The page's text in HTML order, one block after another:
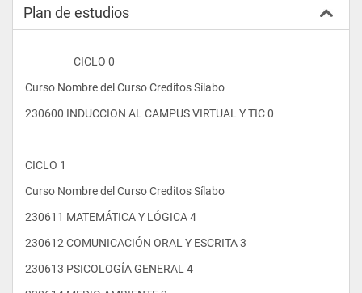
La Escuela Profesional de Psicología de la  Universidad Los
formación humanística, ética y científica para desempeñar
fundamentalmente tareas “...de identificación, promoción,
desarrollo y rehabilitación de las funciones psicológicas que
aseguren un adecuado desarrolo humano de todas las
personas en el ámbito educativo, de salud, laboral,
sociocultural, económico, recreativo y político...” (Ley del
La carrera tiene una duración de 5 años, equivalente a diez
(10) ciclos académicos. Al culminar sus estudios, la Facultad
de Ciencias de la Salud le otorga el grado académico de
Bachiller en Psicología y posteriormente, luego de sustentar
una tesis, otorga el Título de Licenciado en Psicología.
Con un saludo fraterno reitero mi aprecio y le animo a formar
parte de esta gran Familia Universitaria. Objetivos: Al finalizar
su formación profesional los egresados de la carrera de
Psicología de la ULADECH serán capaces de:
Plan de estudios
                    CICLO 0
Curso Nombre del Curso Creditos Sílabo
230600 INDUCCION AL CAMPUS VIRTUAL Y TIC 0
CICLO 1
Curso Nombre del Curso Creditos Sílabo
230611 MATEMÁTICA Y LÓGICA 4
230612 COMUNICACIÓN ORAL Y ESCRITA 3
230613 PSICOLOGÍA GENERAL 4